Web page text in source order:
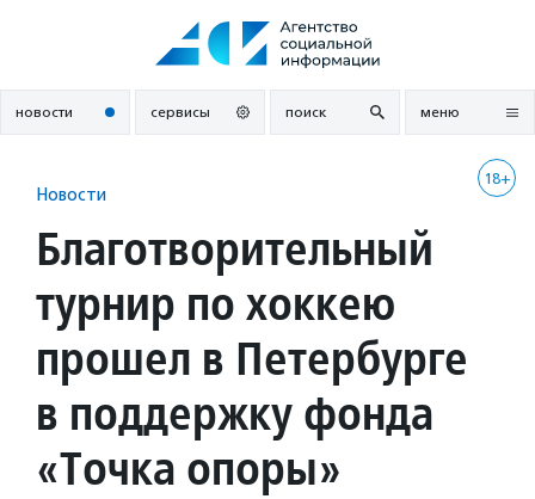
новости сервисы поиск меню
18+
Новости
Благотворительный
турнир по хоккею
прошел в Петербурге
в поддержку фонда
«Точка опоры»